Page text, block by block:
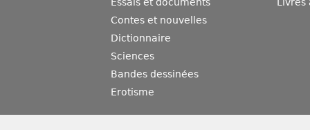
Essais et documents
Contes et nouvelles
Dictionnaire
Sciences
Bandes dessinées
Erotisme
Livres